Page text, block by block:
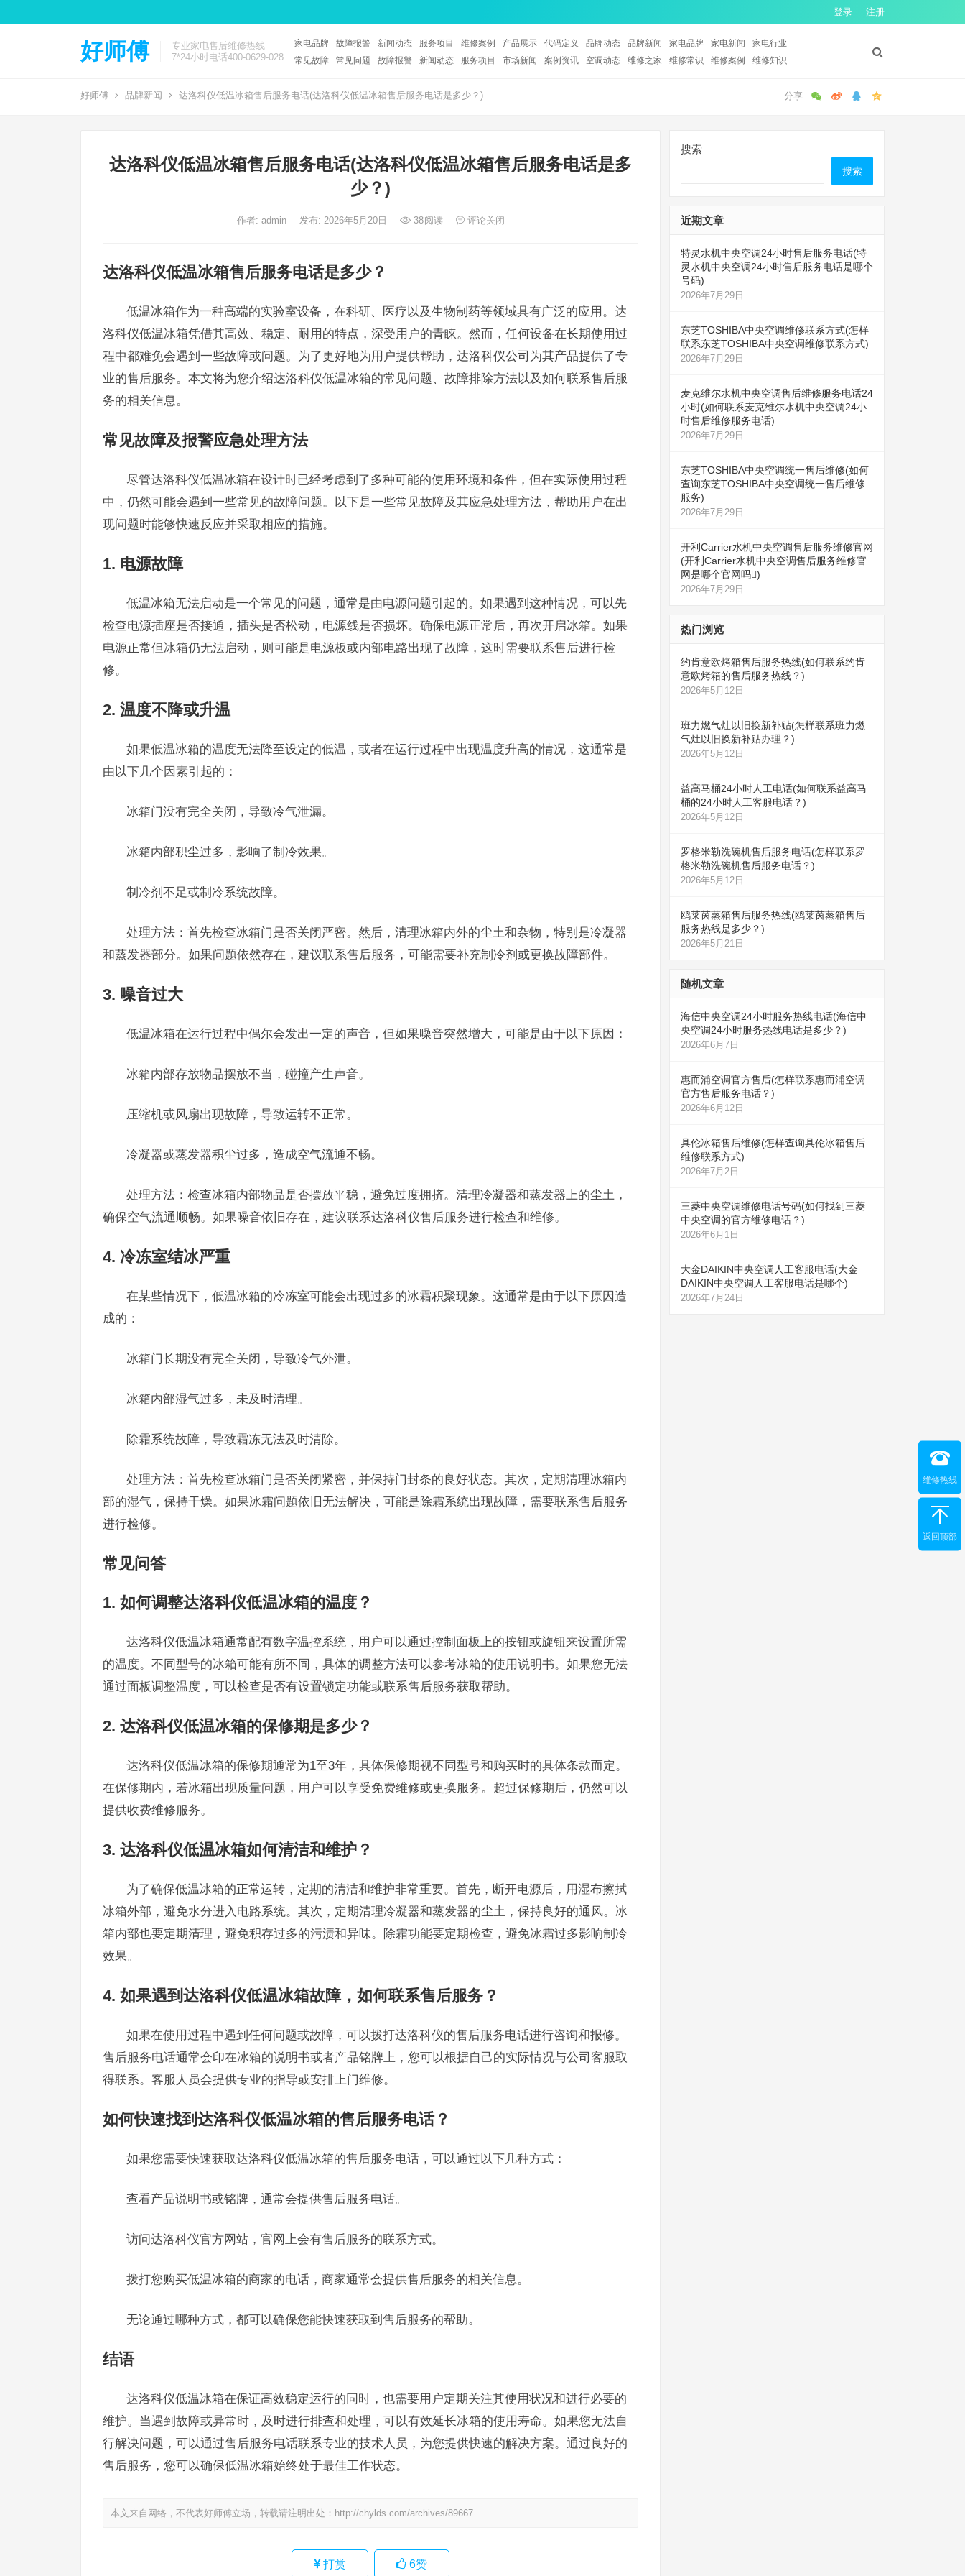
登录 注册
好师傅
专业家电售后维修热线
7*24小时电话400-0629-028
家电品牌 故障报警 新闻动态 服务项目 维修案例 产品展示 代码定义 品牌动态 品牌新闻 家电品牌 家电新闻
家电行业
常见故障
常见问题 故障报警 新闻动态 服务项目 市场新闻 案例资讯 空调动态 维修之家 维修常识 维修案例 维修知识
好师傅 品牌新闻 达洛科仪低温冰箱售后服务电话(达洛科仪低温冰箱售后服务电话是多少？)
达洛科仪低温冰箱售后服务电话(达洛科仪低温冰箱售后服务电话是多
少？)
作者: admin 发布: 2026年5月20日 38阅读 评论关闭
达洛科仪低温冰箱售后服务电话是多少？
低温冰箱作为一种高端的实验室设备，在科研、医疗以及生物制药等领域具有广泛的应用。达
洛科仪低温冰箱凭借其高效、稳定、耐用的特点，深受用户的青睐。然而，任何设备在长期使用过
程中都难免会遇到一些故障或问题。为了更好地为用户提供帮助，达洛科仪公司为其产品提供了专
业的售后服务。本文将为您介绍达洛科仪低温冰箱的常见问题、故障排除方法以及如何联系售后服
务的相关信息。
常见故障及报警应急处理方法
尽管达洛科仪低温冰箱在设计时已经考虑到了多种可能的使用环境和条件，但在实际使用过程
中，仍然可能会遇到一些常见的故障问题。以下是一些常见故障及其应急处理方法，帮助用户在出
现问题时能够快速反应并采取相应的措施。
1. 电源故障
低温冰箱无法启动是一个常见的问题，通常是由电源问题引起的。如果遇到这种情况，可以先
检查电源插座是否接通，插头是否松动，电源线是否损坏。确保电源正常后，再次开启冰箱。如果
电源正常但冰箱仍无法启动，则可能是电源板或内部电路出现了故障，这时需要联系售后进行检
修。
2. 温度不降或升温
如果低温冰箱的温度无法降至设定的低温，或者在运行过程中出现温度升高的情况，这通常是
由以下几个因素引起的：
冰箱门没有完全关闭，导致冷气泄漏。
冰箱内部积尘过多，影响了制冷效果。
制冷剂不足或制冷系统故障。
处理方法：首先检查冰箱门是否关闭严密。然后，清理冰箱内外的尘土和杂物，特别是冷凝器
和蒸发器部分。如果问题依然存在，建议联系售后服务，可能需要补充制冷剂或更换故障部件。
3. 噪音过大
低温冰箱在运行过程中偶尔会发出一定的声音，但如果噪音突然增大，可能是由于以下原因：
冰箱内部存放物品摆放不当，碰撞产生声音。
压缩机或风扇出现故障，导致运转不正常。
冷凝器或蒸发器积尘过多，造成空气流通不畅。
处理方法：检查冰箱内部物品是否摆放平稳，避免过度拥挤。清理冷凝器和蒸发器上的尘土，
确保空气流通顺畅。如果噪音依旧存在，建议联系达洛科仪售后服务进行检查和维修。
4. 冷冻室结冰严重
在某些情况下，低温冰箱的冷冻室可能会出现过多的冰霜积聚现象。这通常是由于以下原因造
成的：
冰箱门长期没有完全关闭，导致冷气外泄。
冰箱内部湿气过多，未及时清理。
除霜系统故障，导致霜冻无法及时清除。
处理方法：首先检查冰箱门是否关闭紧密，并保持门封条的良好状态。其次，定期清理冰箱内
部的湿气，保持干燥。如果冰霜问题依旧无法解决，可能是除霜系统出现故障，需要联系售后服务
进行检修。
常见问答
1. 如何调整达洛科仪低温冰箱的温度？
达洛科仪低温冰箱通常配有数字温控系统，用户可以通过控制面板上的按钮或旋钮来设置所需
的温度。不同型号的冰箱可能有所不同，具体的调整方法可以参考冰箱的使用说明书。如果您无法
通过面板调整温度，可以检查是否有设置锁定功能或联系售后服务获取帮助。
2. 达洛科仪低温冰箱的保修期是多少？
达洛科仪低温冰箱的保修期通常为1至3年，具体保修期视不同型号和购买时的具体条款而定。
在保修期内，若冰箱出现质量问题，用户可以享受免费维修或更换服务。超过保修期后，仍然可以
提供收费维修服务。
3. 达洛科仪低温冰箱如何清洁和维护？
为了确保低温冰箱的正常运转，定期的清洁和维护非常重要。首先，断开电源后，用湿布擦拭
冰箱外部，避免水分进入电路系统。其次，定期清理冷凝器和蒸发器的尘土，保持良好的通风。冰
箱内部也要定期清理，避免积存过多的污渍和异味。除霜功能要定期检查，避免冰霜过多影响制冷
效果。
4. 如果遇到达洛科仪低温冰箱故障，如何联系售后服务？
如果在使用过程中遇到任何问题或故障，可以拨打达洛科仪的售后服务电话进行咨询和报修。
售后服务电话通常会印在冰箱的说明书或者产品铭牌上，您可以根据自己的实际情况与公司客服取
得联系。客服人员会提供专业的指导或安排上门维修。
如何快速找到达洛科仪低温冰箱的售后服务电话？
如果您需要快速获取达洛科仪低温冰箱的售后服务电话，可以通过以下几种方式：
查看产品说明书或铭牌，通常会提供售后服务电话。
访问达洛科仪官方网站，官网上会有售后服务的联系方式。
拨打您购买低温冰箱的商家的电话，商家通常会提供售后服务的相关信息。
无论通过哪种方式，都可以确保您能快速获取到售后服务的帮助。
结语
达洛科仪低温冰箱在保证高效稳定运行的同时，也需要用户定期关注其使用状况和进行必要的
维护。当遇到故障或异常时，及时进行排查和处理，可以有效延长冰箱的使用寿命。如果您无法自
行解决问题，可以通过售后服务电话联系专业的技术人员，为您提供快速的解决方案。通过良好的
售后服务，您可以确保低温冰箱始终处于最佳工作状态。
本文来自网络，不代表好师傅立场，转载请注明出处： http://chylds.com/archives/89667
打赏 6赞
搜索
搜索
近期文章
特灵水机中央空调24小时售后服务电话(特
灵水机中央空调24小时售后服务电话是哪个
号码)
2026年7月29日
东芝TOSHIBA中央空调维修联系方式(怎样
联系东芝TOSHIBA中央空调维修联系方式)
2026年7月29日
麦克维尔水机中央空调售后维修服务电话24
小时(如何联系麦克维尔水机中央空调24小
时售后维修服务电话)
2026年7月29日
东芝TOSHIBA中央空调统一售后维修(如何
查询东芝TOSHIBA中央空调统一售后维修
服务)
2026年7月29日
开利Carrier水机中央空调售后服务维修官网
(开利Carrier水机中央空调售后服务维修官
网是哪个官网吗)
2026年7月29日
热门浏览
约肯意欧烤箱售后服务热线(如何联系约肯
意欧烤箱的售后服务热线？)
2026年5月12日
班力燃气灶以旧换新补贴(怎样联系班力燃
气灶以旧换新补贴办理？)
2026年5月12日
益高马桶24小时人工电话(如何联系益高马
桶的24小时人工客服电话？)
2026年5月12日
罗格米勒洗碗机售后服务电话(怎样联系罗
格米勒洗碗机售后服务电话？)
2026年5月12日
鸥莱茵蒸箱售后服务热线(鸥莱茵蒸箱售后
服务热线是多少？)
2026年5月21日
随机文章
海信中央空调24小时服务热线电话(海信中
央空调24小时服务热线电话是多少？)
2026年6月7日
惠而浦空调官方售后(怎样联系惠而浦空调
官方售后服务电话？)
2026年6月12日
具伦冰箱售后维修(怎样查询具伦冰箱售后
维修联系方式)
2026年7月2日
三菱中央空调维修电话号码(如何找到三菱
中央空调的官方维修电话？)
2026年6月1日
大金DAIKIN中央空调人工客服电话(大金
DAIKIN中央空调人工客服电话是哪个)
2026年7月24日
维修热线
返回顶部